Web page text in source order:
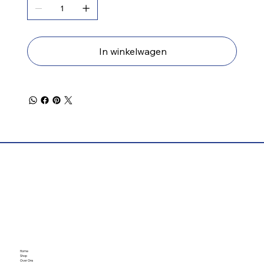
In winkelwagen
Home
Shop
Over Ons